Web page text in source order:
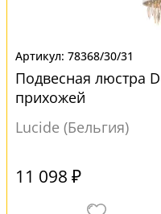
78368/30/31
Подвесная люстра
прихожей
Lucide (Бельгия)
11 098 ₽